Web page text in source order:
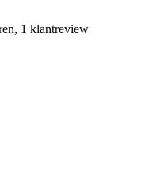
1 klantreview